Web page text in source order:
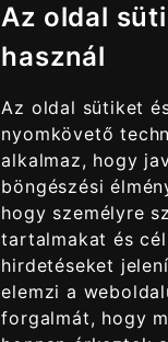
Az oldal
használ
Az oldal sütiket
nyomkövető
alkalmaz, hogy
böngészési
hogy személyre
tartalmakat és
hirdetéseket
elemzi a
forgalmát, hogy